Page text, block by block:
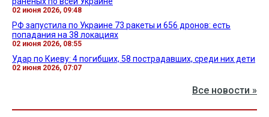
02 июня 2026, 09:48
РФ запустила по Украине 73 ракеты и 656 дронов: есть
попадания на 38 локациях
02 июня 2026, 08:55
Удар по Киеву: 4 погибших, 58 пострадавших, среди них дети
02 июня 2026, 07:07
Все новости »